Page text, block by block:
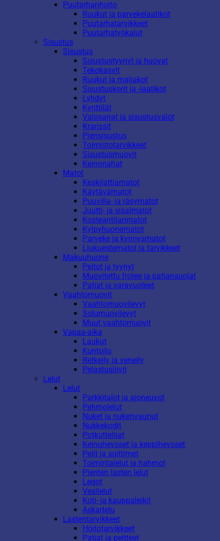
Puutarhanhoito
Ruukut ja parvekelaatikot
Puutarhatarvikkeet
Puutarhatyökalut
Sisustus
Sisustus
Sisustustyynyt ja huovat
Tekokasvit
Ruukut ja maljakot
Sisustuskorit ja -laatikot
Lyhdyt
Kynttilät
Valosarjat ja sisustusvalot
Kranssit
Piensisustus
Toimistotarvikkeet
Sisustusmuovit
Keinonahat
Matot
Keskilattiamatot
Käytävämatot
Puuvilla- ja räsymatot
Juutti- ja sisalmatot
Kosteantilanmatot
Kylpyhuonematot
Parveke ja kynnysmatot
Liukuestematot ja tarvikkeet
Makuuhuone
Peitot ja tyynyt
Muovitettu frotee ja patjansuojat
Patjat ja varavuoteet
Vaahtomuovit
Vaahtomuovilevyt
Solumuovilevyt
Muut vaahtomuovit
Vapaa-aika
Laukut
Kuntoilu
Retkeily ja veneily
Pelastusliivit
Lelut
Lelut
Parkkitalot ja ajoneuvot
Pehmolelut
Nuket ja nukenvaunut
Nukkekodit
Potkuttelijat
Keinuhevoset ja keppihevoset
Pelit ja soittimet
Toimintalelut ja hahmot
Pienten lasten lelut
Legot
Vesilelut
Koti- ja kauppaleikit
Askartelu
Lastentarvikkeet
Hoitotarvikkeet
Patjat ja peitteet